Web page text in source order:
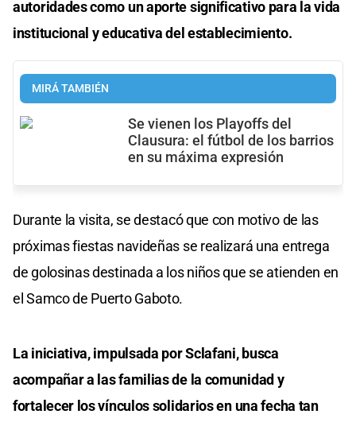
autoridades como un aporte significativo para la vida
institucional y educativa del establecimiento.
MIRÁ TAMBIÉN
Se vienen los Playoffs del
Clausura: el fútbol de los barrios
en su máxima expresión
Durante la visita, se destacó que con motivo de las
próximas fiestas navideñas se realizará una entrega
de golosinas destinada a los niños que se atienden en
el Samco de Puerto Gaboto.
La iniciativa, impulsada por Sclafani, busca
acompañar a las familias de la comunidad y
fortalecer los vínculos solidarios en una fecha tan